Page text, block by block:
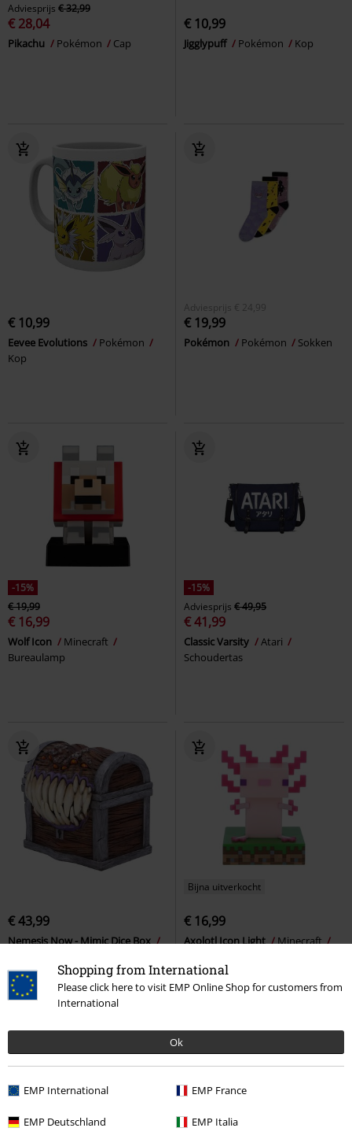
Shopping from International
Please click here to visit EMP Online Shop for customers from
International
Ok
EMP International EMP France
EMP Deutschland EMP Italia
Adviesprijs € 32,99
€ 28,04
Pikachu Pokémon Cap
€ 10,99
Jigglypuff Pokémon Kop
€ 10,99
Eevee Evolutions
Pokémon
Kop
Adviesprijs € 24,99
€ 19,99
Pokémon Pokémon Sokken
-15%
€ 19,99
€ 16,99
Wolf Icon
Minecraft
Bureaulamp
-15%
Adviesprijs € 49,95
€ 41,99
Classic Varsity
Atari
Schoudertas
€ 43,99
Nemesis Now - Mimic Dice Box
Bewaardoos
Bijna uitverkocht
€ 16,99
Axolotl Icon Light
Minecraft